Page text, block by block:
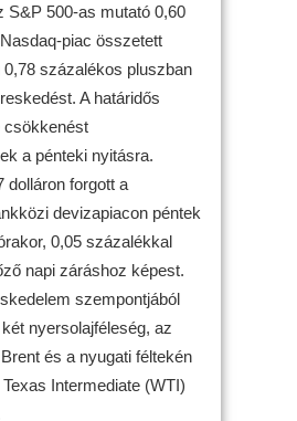
S&P 500-as mutató 0,60
piac összetett
0,78 százalékos pluszban
A határidős
csökkenést
a pénteki nyitásra.
dolláron forgott a
devizapiacon péntek
0,05 százalékkal
napi záráshoz képest.
szempontjából
nyersolajféleség, az
és a nyugati féltekén
Intermediate (WTI)